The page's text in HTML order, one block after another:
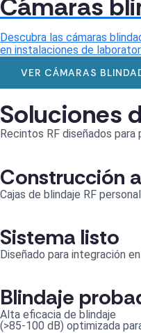
Cámaras
Descubra las cámaras
en instalaciones de
VER CÁMARAS
Soluciones
Recintos RF diseñados
Construcción
Cajas de blindaje RF
Sistema listo
Diseñado para integración
Blindaje
Alta eficacia de blindaje
(>85-100 dB) optimizada